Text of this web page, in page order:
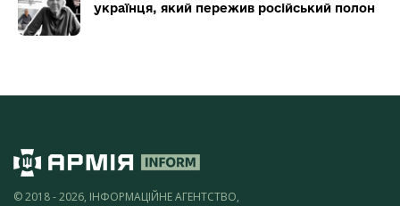
українця, який пережив російський полон
© 2018 - 2026, ІНФОРМАЦІЙНЕ АГЕНТСТВО,